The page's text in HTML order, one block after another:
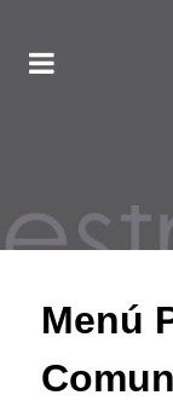
Menú